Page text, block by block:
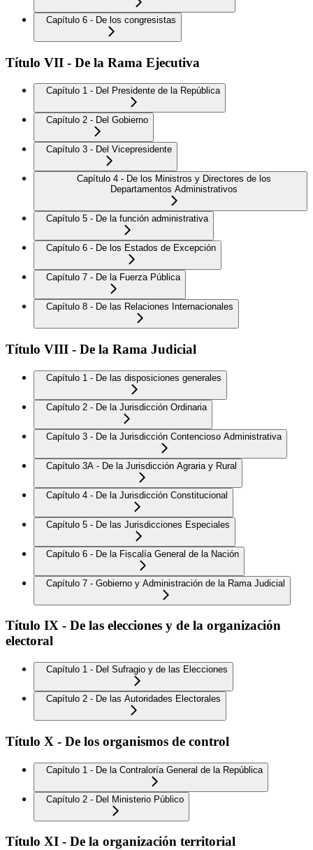
Capítulo 6 - De los congresistas
Título VII - De la Rama Ejecutiva
Capítulo 1 - Del Presidente de la República
Capítulo 2 - Del Gobierno
Capítulo 3 - Del Vicepresidente
Capítulo 4 - De los Ministros y Directores de los
Departamentos Administrativos
Capítulo 5 - De la función administrativa
Capítulo 6 - De los Estados de Excepción
Capítulo 7 - De la Fuerza Pública
Capítulo 8 - De las Relaciones Internacionales
Título VIII - De la Rama Judicial
Capítulo 1 - De las disposiciones generales
Capítulo 2 - De la Jurisdicción Ordinaria
Capítulo 3 - De la Jurisdicción Contencioso Administrativa
Capítulo 3A - De la Jurisdicción Agraria y Rural
Capítulo 4 - De la Jurisdicción Constitucional
Capítulo 5 - De las Jurisdicciones Especiales
Capítulo 6 - De la Fiscalía General de la Nación
Capítulo 7 - Gobierno y Administración de la Rama Judicial
Título IX - De las elecciones y de la organización
electoral
Capítulo 1 - Del Sufragio y de las Elecciones
Capítulo 2 - De las Autoridades Electorales
Título X - De los organismos de control
Capítulo 1 - De la Contraloría General de la República
Capítulo 2 - Del Ministerio Público
Título XI - De la organización territorial